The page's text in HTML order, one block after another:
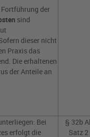
der
sind
dieser nicht
Praxis das
Die erhaltenen
der Anteile an
Bei
erfolgt die
§ 32b
Satz